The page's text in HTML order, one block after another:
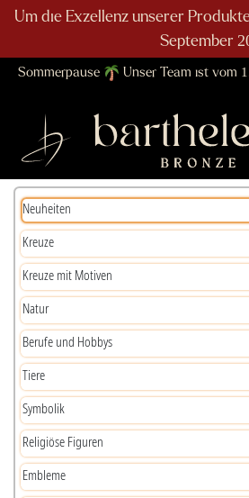
Um die Exzellenz unserer
September
Sommerpause
Unser Team ist vom
Neuheiten
Kreuze
Kreuze mit Motiven
Natur
Berufe und Hobbys
Tiere
Symbolik
Religiöse Figuren
Embleme